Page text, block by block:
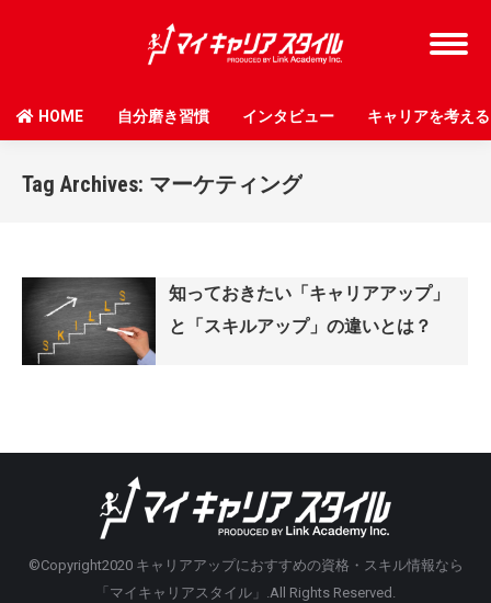
HOME 自分磨き習慣 インタビュー キャリアを考える
Tag Archives: マーケティング
知っておきたい「キャリアアップ」
と「スキルアップ」の違いとは？
©Copyright2020 キャリアアップにおすすめの資格・スキル情報なら
「マイキャリアスタイル」 .All Rights Reserved.